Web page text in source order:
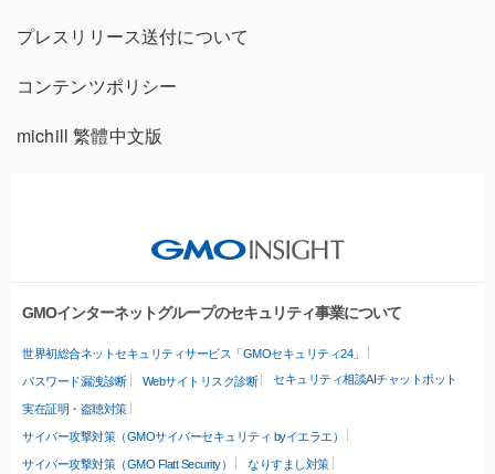
プレスリリース送付について
コンテンツポリシー
michill 繁體中文版
GMOインターネットグループのセキュリティ事業について
世界初総合ネットセキュリティサービス「GMOセキュリティ24」
パスワード漏洩診断 Webサイトリスク診断 セキュリティ相談AIチャットボット
実在証明・盗聴対策
サイバー攻撃対策（GMOサイバーセキュリティ byイエラエ）
サイバー攻撃対策（GMO Flatt Security） なりすまし対策